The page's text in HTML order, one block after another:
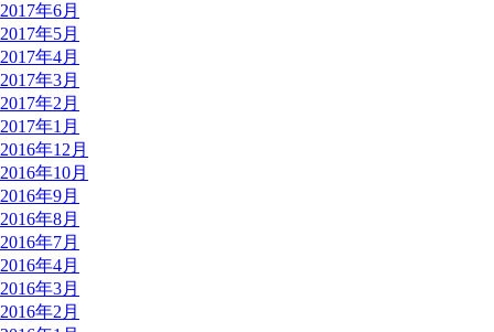
2017年6月
2017年5月
2017年4月
2017年3月
2017年2月
2017年1月
2016年12月
2016年10月
2016年9月
2016年8月
2016年7月
2016年4月
2016年3月
2016年2月